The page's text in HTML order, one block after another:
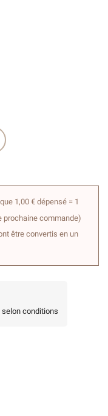
1,00 € dépensé = 1
prochaine commande)
être convertis en un
conditions